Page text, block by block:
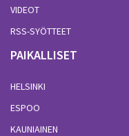
VIDEOT
RSS-SYÖTTEET
PAIKALLISET
HELSINKI
ESPOO
KAUNIAINEN